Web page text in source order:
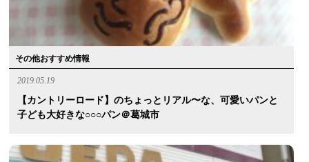
その他おすすめ情報
2019.05.19
【カントリーロード】のちょっとリアル〜な、可愛いパンと
子ども大好きな○○○パン＠葛城市